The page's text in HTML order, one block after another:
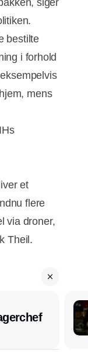
bestilte
i forhold
mens
et
flere
via droner,
Theil.